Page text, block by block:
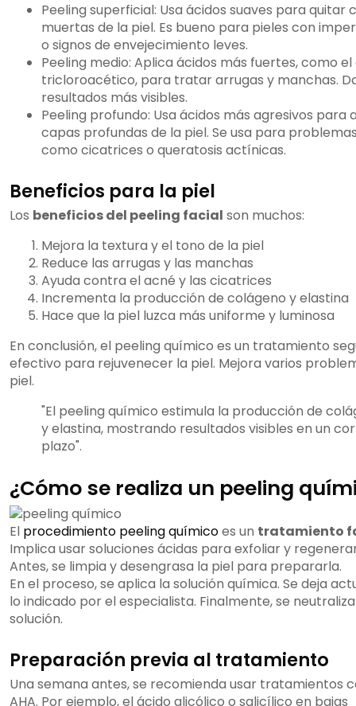
Peeling superficial: Usa ácidos suaves para quitar
muertas de la piel. Es bueno para pieles con
o signos de envejecimiento leves.
Peeling medio: Aplica ácidos más fuertes, como
tricloroacético, para tratar arrugas y manchas.
resultados más visibles.
Peeling profundo: Usa ácidos más agresivos para
capas profundas de la piel. Se usa para
como cicatrices o queratosis actínicas.
Beneficios para la piel
Los beneficios del peeling facial son muchos:
Mejora la textura y el tono de la piel
Reduce las arrugas y las manchas
Ayuda contra el acné y las cicatrices
Incrementa la producción de colágeno y elastina
Hace que la piel luzca más uniforme y luminosa
En conclusión, el peeling químico es un tratamiento
efectivo para rejuvenecer la piel. Mejora varios
piel.
"El peeling químico estimula la producción de
y elastina, mostrando resultados visibles en un
plazo".
¿Cómo se realiza un peeling
El procedimiento peeling químicoes un tratamiento
Implica usar soluciones ácidas para exfoliar y
Antes, se limpia y desengrasa la piel para prepararla.
En el proceso, se aplica la solución química. Se deja
lo indicado por el especialista. Finalmente, se
solución.
Preparación previa al tratamiento
Una semana antes, se recomienda usar tratamientos
AHA. Por ejemplo, el ácido glicólico o salicílico en bajas